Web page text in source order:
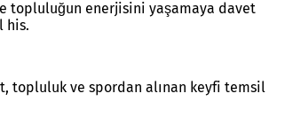
topluluğun enerjisini yaşamaya davet
his.
topluluk ve spordan alınan keyfi temsil